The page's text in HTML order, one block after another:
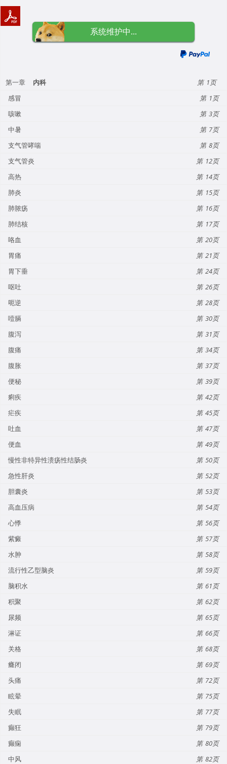
系统维护中...
第一章 内科
1
感冒
1
咳嗽
3
中暑
7
支气管哮喘
8
支气管炎
12
高热
14
肺炎
15
肺脓疡
16
肺结核
17
咯血
20
胃痛
21
胃下垂
24
呕吐
26
呃逆
28
噎膈
30
腹泻
31
腹痛
34
腹胀
37
便秘
39
痢疾
42
疟疾
45
吐血
47
便血
49
慢性非特异性溃疡性结肠炎
50
急性肝炎
52
胆囊炎
53
高血压病
54
心悸
56
紫癜
57
水肿
58
流行性乙型脑炎
59
脑积水
61
积聚
62
尿频
65
淋证
66
关格
68
癃闭
69
头痛
72
眩晕
75
失眠
77
癫狂
79
癫痫
80
中风
82